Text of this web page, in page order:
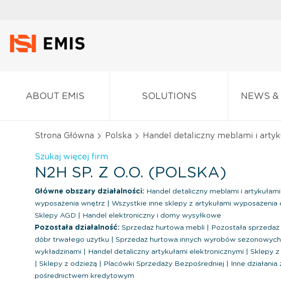
ABOUT EMIS SOLUTIONS NEWS
Strona Główna Polska Handel detaliczny meblami i
Szukaj więcej firm
N2H SP. Z O.O. (POLSKA)
Główne obszary działalności: Handel detaliczny meblami i artykułami
wyposażenia wnętrz
Wszystkie inne sklepy z artykułami wyposażenia
Sklepy AGD
Handel elektroniczny i domy wysyłkowe
Pozostała działalność: Sprzedaż hurtowa mebli
Pozostała
dóbr trwałego użytku
Sprzedaż hurtowa innych wyrobów sezonowych
wykładzinami
Handel detaliczny artykułami elektronicznymi
Sklepy z
Sklepy z odzieżą Placówki Sprzedaży Bezpośredniej
Inne działania
pośrednictwem kredytowym